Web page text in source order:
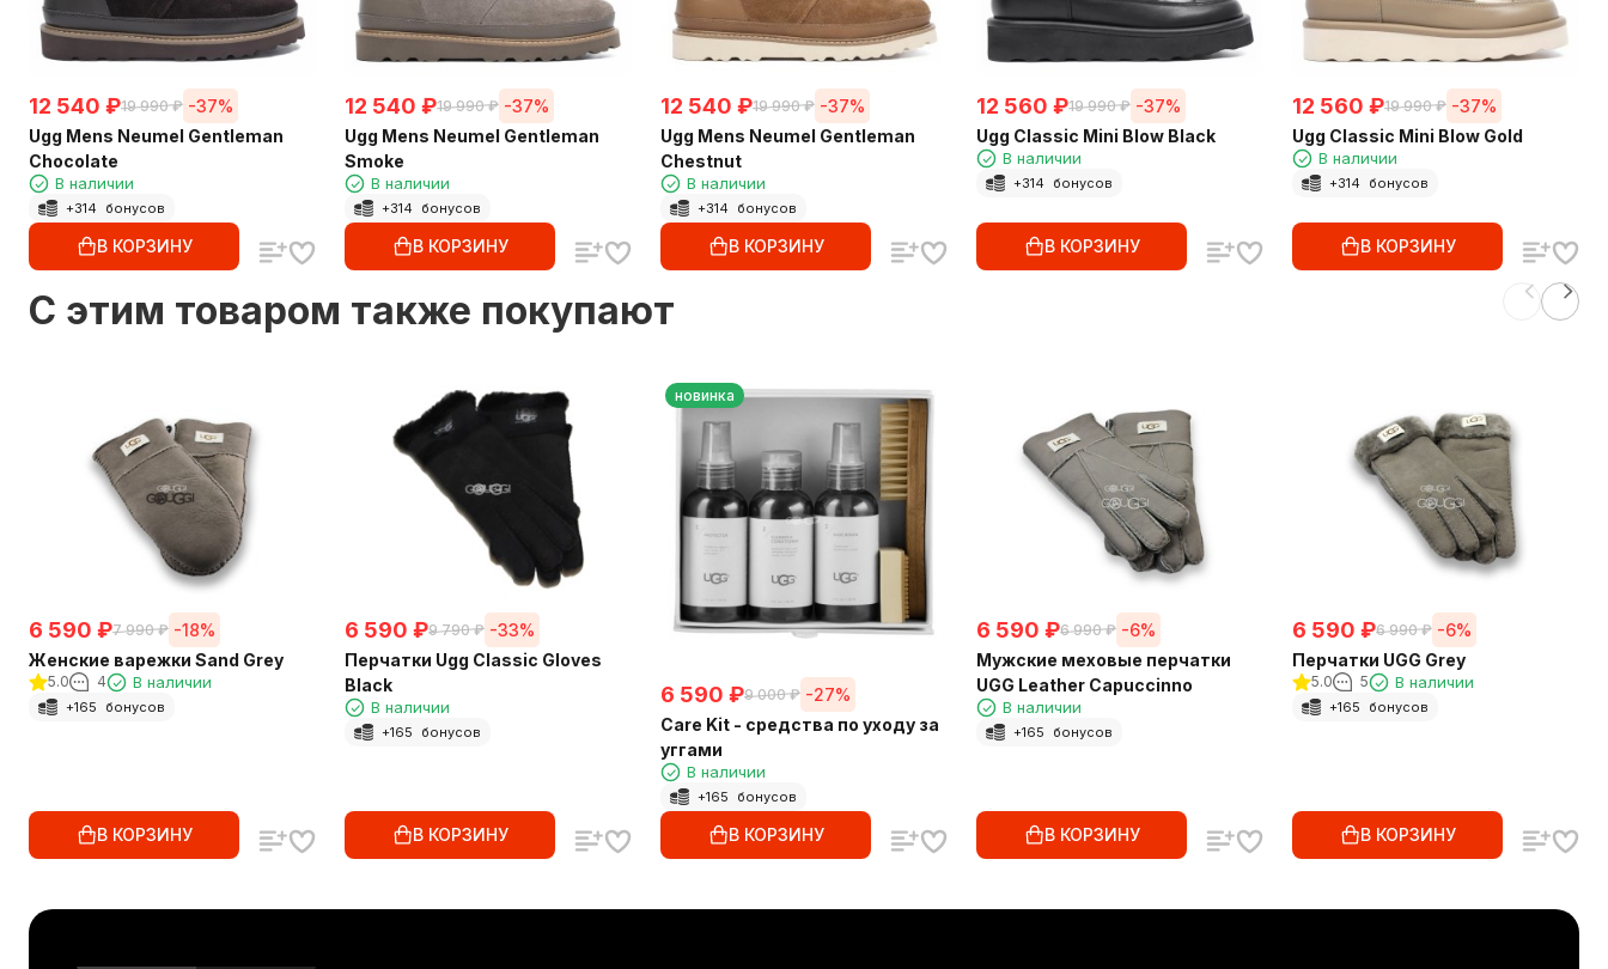
12 540 ₽19 990 ₽ -37%
Ugg Mens Neumel Gentleman
Chocolate
В наличии
+314 бонусов
В КОРЗИНУ
12 540 ₽19 990 ₽ -37%
Ugg Mens Neumel Gentleman
Smoke
В наличии
+314 бонусов
В КОРЗИНУ
12 540 ₽19 990 ₽ -37%
Ugg Mens Neumel Gentleman
Chestnut
В наличии
+314 бонусов
В КОРЗИНУ
12 560 ₽19 990 ₽ -37%
Ugg Classic Mini Blow Black
В наличии
+314 бонусов
В КОРЗИНУ
12 560 ₽19 990 ₽ -37%
Ugg Classic Mini Blow Gold
В наличии
+314 бонусов
В КОРЗИНУ
C этим товаром также покупают
6 590 ₽7 990 ₽ -18%
Женские варежки Sand Grey
5.0 4 В наличии
+165 бонусов
В КОРЗИНУ
6 590 ₽9 790 ₽ -33%
Перчатки Ugg Classic Gloves
Black
В наличии
+165 бонусов
В КОРЗИНУ
новинка
6 590 ₽9 000 ₽ -27%
Care Kit - средства по уходу за
уггами
В наличии
+165 бонусов
В КОРЗИНУ
6 590 ₽6 990 ₽ -6%
Мужские меховые перчатки
UGG Leather Capuccinno
В наличии
+165 бонусов
В КОРЗИНУ
6 590 ₽6 990 ₽ -6%
Перчатки UGG Grey
5.0 5 В наличии
+165 бонусов
В КОРЗИНУ